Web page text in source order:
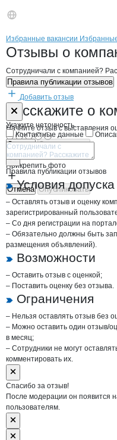
Брендыкомпани
Вакансии вВИФ
Избранные вакансии
Новости oВИФ
Отзывы о
Сотрудничали с компанией?
Правила публикации отзывов
Добавить отзыв
Расскажите о
Начните отзыв с выставления
Прикрепить фото
Отмена Опубликовать
Форма
Укажите неточность
Контактные данные
Отмена Опубликовать
Правила публикации отзывов
Условия допуска
– Оставлять отзыв и оценку
зарегистрированный
– Со дня регистрации на
– Обязательно должны быть
размещения объявлений).
Возможности
– Оставить отзыв с оценкой;
– Поставить оценку без отзыва.
Ограничения
– Нельзя оставлять отзыв без
– Можно оставить один отзыв/
в месяц;
– Сотрудники не могут
комментировать их.
Спасибо за отзыв!
После модерации он появится
пользователям.